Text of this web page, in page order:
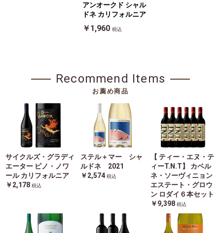
アンオークド シャル
ドネ カリフォルニア
￥1,960 税込
Recommend Items
お薦め商品
サイクルズ・グラディ
エーター ピノ・ノワ
ール カリフォルニア
￥2,178 税込
ステル＋マー シャ
ルドネ 2021
￥2,574 税込
【 ティー・エヌ・テ
ィーT.N.T】 カベル
ネ・ソーヴィニョン
エステート・グロウ
ン ロダイ６本セット
￥9,398 税込